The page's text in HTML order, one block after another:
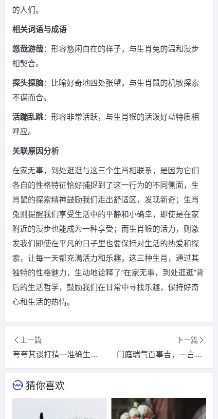
的人们。
相关词语与成语
悠哉游哉：形容悠闲自在的样子，与生肖兔的温和漫步
相契合。
探头探脑：比喻好奇地四处张望，与生肖鼠的机敏探索
不谋而合。
活蹦乱跳：形容非常活跃，与生肖猴的活泼好动特质相
呼应。
关联原因分析
在家无事，到处逛逛与这三个生肖相联系，是因为它们
各自的性格特征恰好捕捉到了这一行为的不同侧面，生
肖鼠的探索精神鼓励我们走出舒适区，发现新奇；生肖
兔则提醒我们享受生活中的平静和小确幸，即使是在家
附近的漫步也能成为一种享受；而生肖猴的活力，则激
发我们即使在平凡的日子里也要保持对生活的热爱和探
索，让每一天都充满活力和乐趣，这三种生肖，通过其
独特的性格魅力，生动地诠释了“在家无事，到处逛逛”背
后的生活哲学，鼓励我们在日常中寻找乐趣，保持好奇
心和生活的热情。
上一篇
夸夸其谈打猜一准确生肖，解释词语释义落实
下一篇
门庭瑞气百事吉，一言九鼎是尊者是指什么生肖，猜一精选词语解释落实释义
猜你喜欢